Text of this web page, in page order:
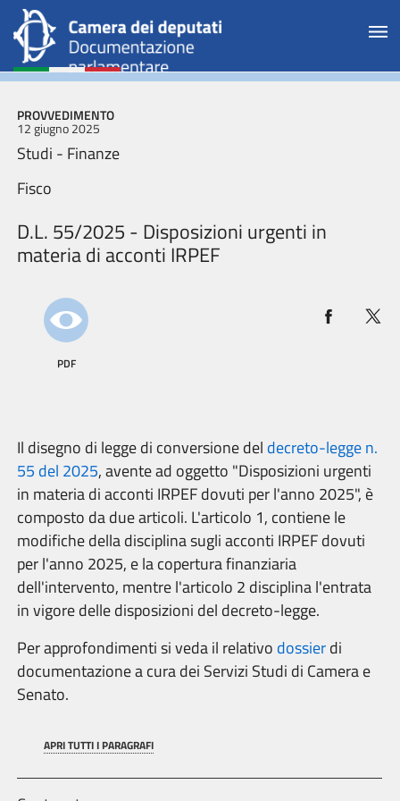
PROVVEDIMENTO
12 giugno 2025
Studi - Finanze
Fisco
D.L. 55/2025 - Disposizioni urgenti in
materia di acconti IRPEF
PDF
Il disegno di legge di conversione del decreto-legge n.
55 del 2025, avente ad oggetto "Disposizioni urgenti
in materia di acconti IRPEF dovuti per l'anno 2025", è
composto da due articoli. L'articolo 1, contiene le
modifiche della disciplina sugli acconti IRPEF dovuti
per l'anno 2025, e la copertura finanziaria
dell'intervento, mentre l'articolo 2 disciplina l'entrata
in vigore delle disposizioni del decreto-legge.
Per approfondimenti si veda il relativo dossierdi
documentazione a cura dei Servizi Studi di Camera e
Senato.
APRI TUTTI I PARAGRAFI